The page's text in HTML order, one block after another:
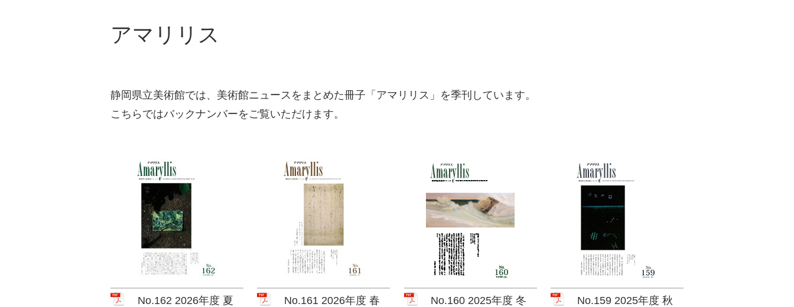
アマリリス
静岡県立美術館では、美術館ニュースをまとめた冊子「アマリリス」を季刊しています。
こちらではバックナンバーをご覧いただけます。
No.162 2026年度 夏 No.161 2026年度 春 No.160 2025年度 冬 No.159 2025年度 秋